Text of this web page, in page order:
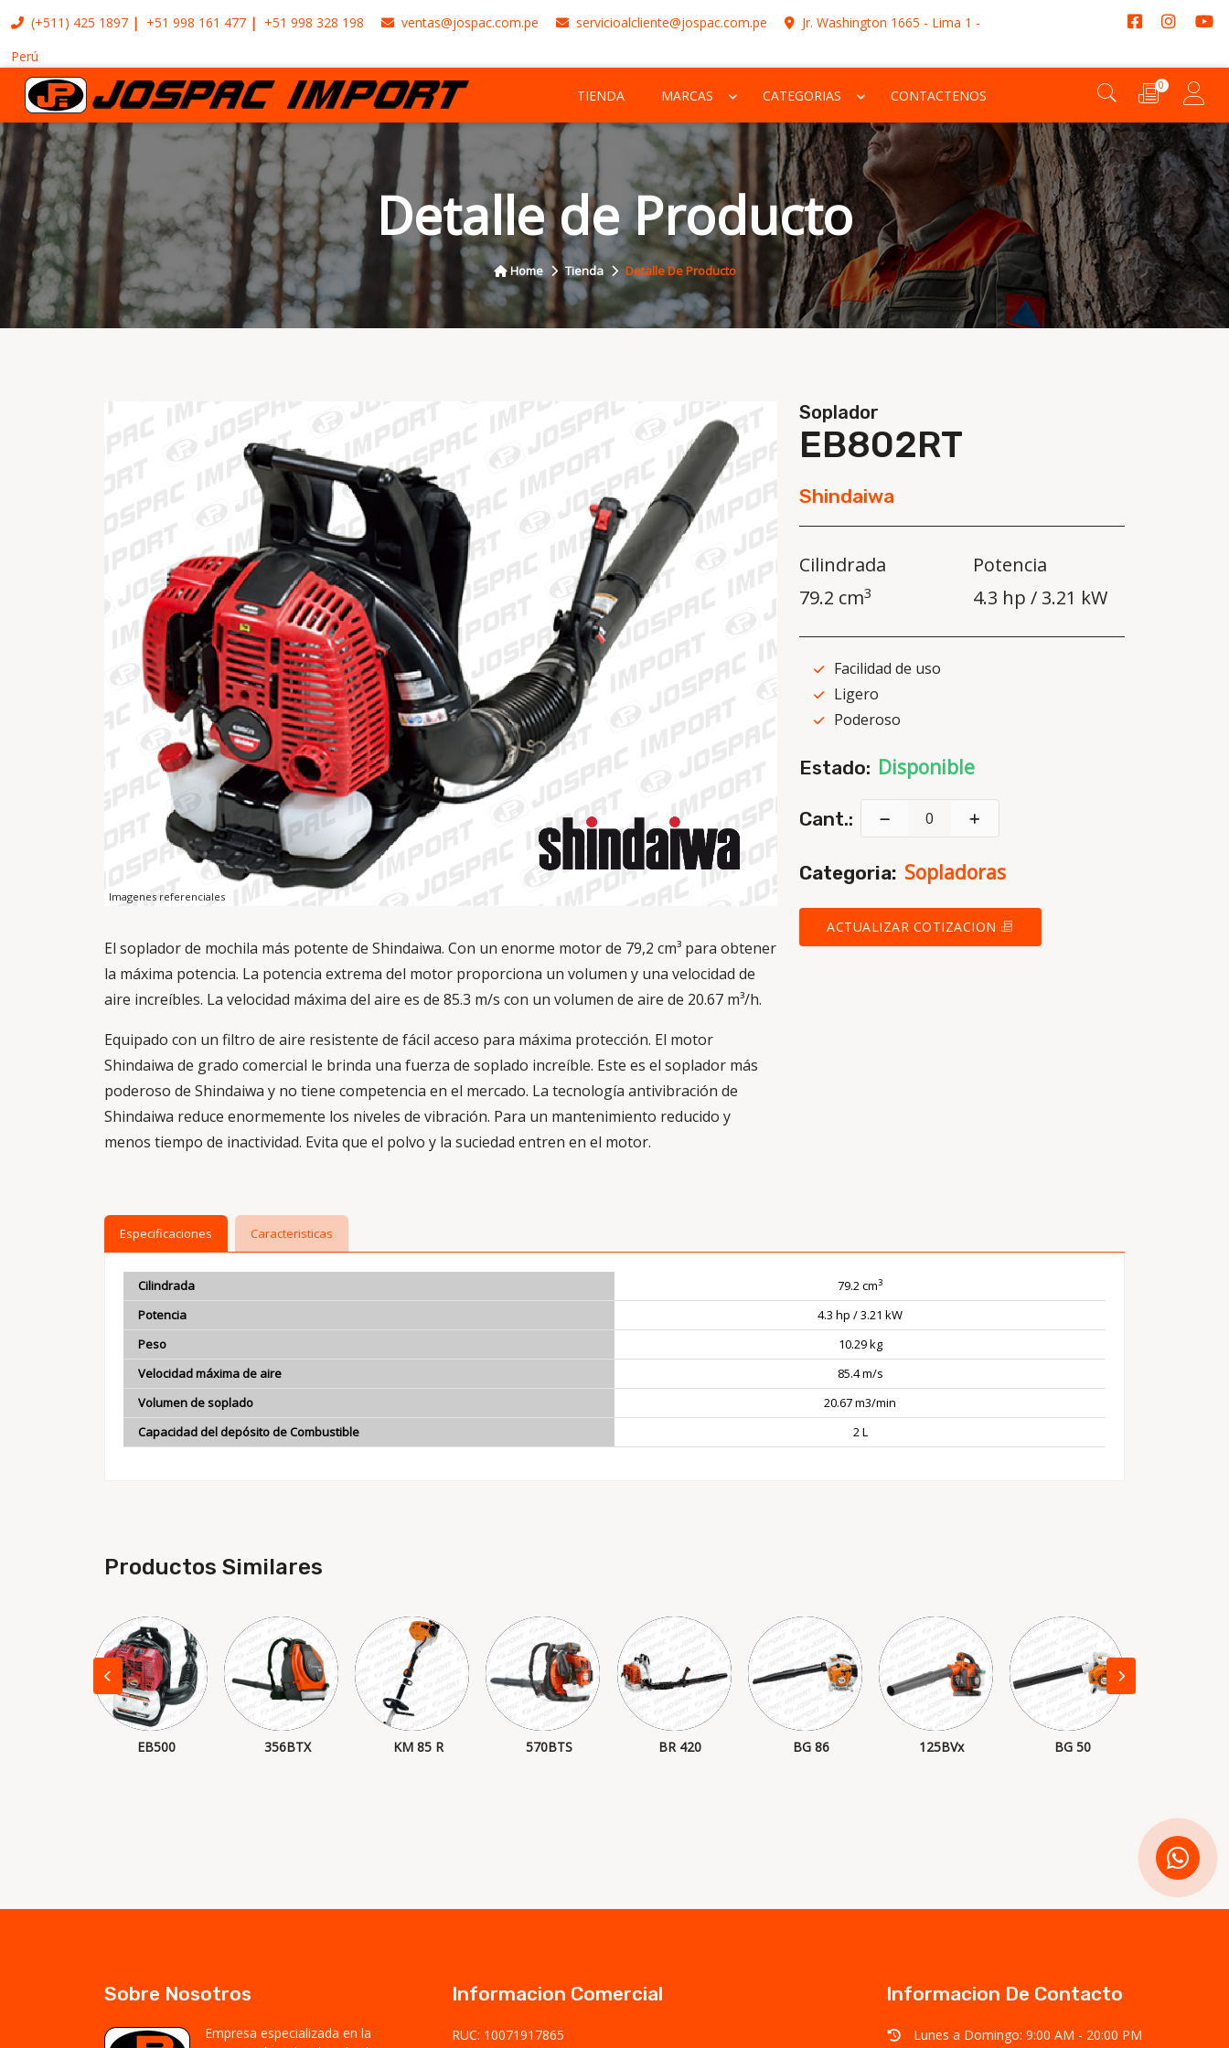
(+511) 425 1897 +51 998 161 477 +51 998 328 198 ventas@jospac.com.pe servicioalcliente@jospac.com.pe
Jr. Washington 1665 - Lima 1 -
Perú
TIENDA MARCAS CATEGORIAS CONTACTENOS
0
Detalle de Producto
Home Tienda Detalle De Producto
Imagenes referenciales
El soplador de mochila más potente de Shindaiwa. Con un enorme motor de 79,2 cm³ para obtener
la máxima potencia. La potencia extrema del motor proporciona un volumen y una velocidad de
aire increíbles. La velocidad máxima del aire es de 85.3 m/s con un volumen de aire de 20.67 m³/h.
Equipado con un filtro de aire resistente de fácil acceso para máxima protección. El motor
Shindaiwa de grado comercial le brinda una fuerza de soplado increíble. Este es el soplador más
poderoso de Shindaiwa y no tiene competencia en el mercado. La tecnología antivibración de
Shindaiwa reduce enormemente los niveles de vibración. Para un mantenimiento reducido y
menos tiempo de inactividad. Evita que el polvo y la suciedad entren en el motor.
Soplador
EB802RT
Shindaiwa
Cilindrada
79.2 cm3
Potencia
4.3 hp / 3.21 kW
Facilidad de uso
Ligero
Poderoso
Estado: Disponible
Cant.:
Categoria: Sopladoras
ACTUALIZAR COTIZACION
Especificaciones Caracteristicas
Cilindrada 79.2 cm3
Potencia
4.3 hp / 3.21 kW
Peso
10.29 kg
Velocidad máxima de aire
85.4 m/s
Volumen de soplado
20.67 m3/min
Capacidad del depósito de Combustible
2 L
Productos Similares
EB500 356BTX KM 85 R 570BTS BR 420 BG 86 125BVx BG 50
Sobre Nosotros
Empresa especializada en la
Informacion Comercial
RUC: 10071917865
Informacion De Contacto
Lunes a Domingo: 9:00 AM - 20:00 PM